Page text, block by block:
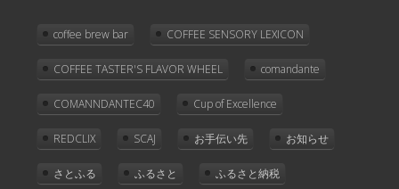
coffee brew bar COFFEE SENSORY LEXICON
COFFEE TASTER'S FLAVOR WHEEL comandante
COMANNDANTEC40 Cup of Excellence
REDCLIX SCAJ お手伝い先 お知らせ
さとふる ふるさと ふるさと納税